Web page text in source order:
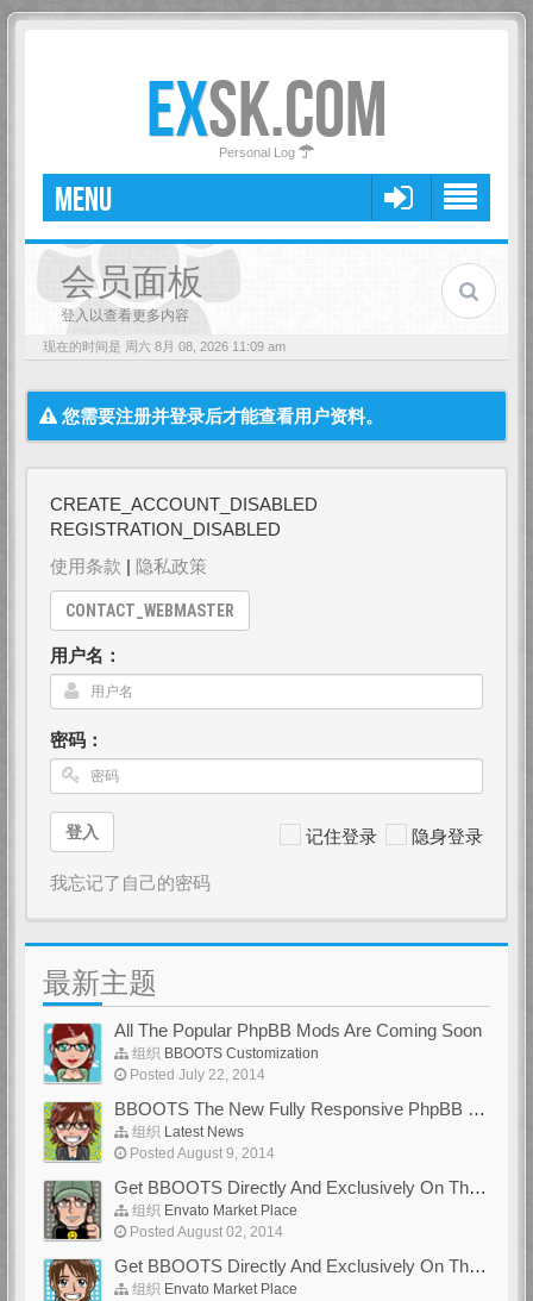
EXSK.COM
Personal Log
MENU
会员面板
登入以查看更多内容
现在的时间是 周六 8月 08, 2026 11:09 am
您需要注册并登录后才能查看用户资料。
CREATE_ACCOUNT_DISABLED
REGISTRATION_DISABLED
使用条款 | 隐私政策
CONTACT_WEBMASTER
用户名：
密码：
记住登录 隐身登录
登入
我忘记了自己的密码
最新主题
All The Popular PhpBB Mods Are Coming Soon
组织 BBOOTS Customization
Posted July 22, 2014
BBOOTS The New Fully Responsive PhpBB Theme
组织 Latest News
Posted August 9, 2014
Get BBOOTS Directly And Exclusively On ThemeForest
组织 Envato Market Place
Posted August 02, 2014
Get BBOOTS Directly And Exclusively On ThemeForest
组织 Envato Market Place